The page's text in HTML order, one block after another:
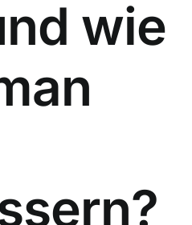
wie